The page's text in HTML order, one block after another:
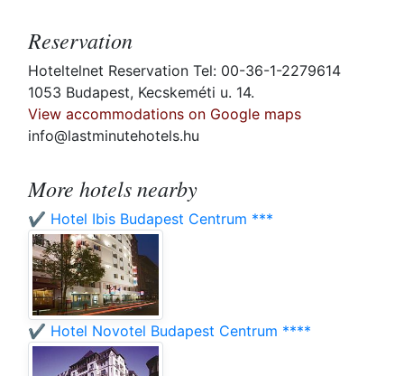
Reservation
Hoteltelnet Reservation Tel: 00-36-1-2279614
1053 Budapest, Kecskeméti u. 14.
View accommodations on Google maps
info@lastminutehotels.hu
More hotels nearby
✔️ Hotel Ibis Budapest Centrum ***
✔️ Hotel Novotel Budapest Centrum ****